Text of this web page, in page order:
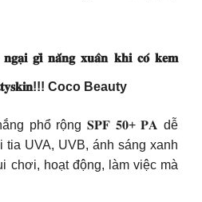
𝐠𝐢̀ 𝐧𝐚̆́𝐧𝐠 𝐱𝐮𝐚̂𝐧 𝐤𝐡𝐢 𝐜𝐨́ 𝐤𝐞𝐦
Coco Beauty
phổ rộng 𝐒𝐏𝐅 𝟓𝟎+ 𝐏𝐀 dễ
tia UVA, UVB, ánh sáng xanh
chơi, hoạt động, làm việc mà